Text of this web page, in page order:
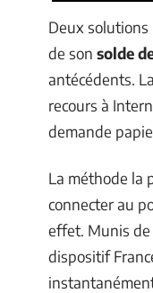
Deux
de son solde
antécédents.
recours à
demande
La méthode la
connecter au
effet. Munis
dispositif